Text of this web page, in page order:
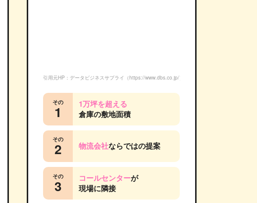
引用元HP：データビジネスサプライ（https://www.dbs.co.jp/）
その
1
1万坪を超える
倉庫の敷地面積
その
2 物流会社ならではの提案
その
3 コールセンターが
現場に隣接